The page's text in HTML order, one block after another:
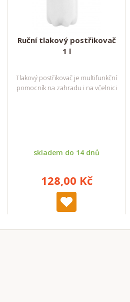
Ruční tlakový postřikovač
1 l
Tlakový postřikovač je multifunkční
pomocník na zahradu i na včelnici
skladem do 14 dnů
128,00 Kč